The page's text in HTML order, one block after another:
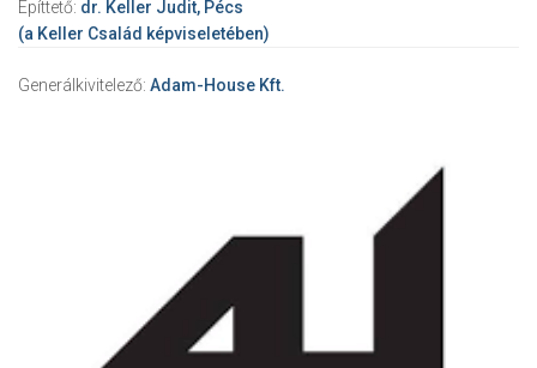
Építtető: dr. Keller Judit, Pécs
(a Keller Család képviseletében)
Generálkivitelező: Adam-House Kft.